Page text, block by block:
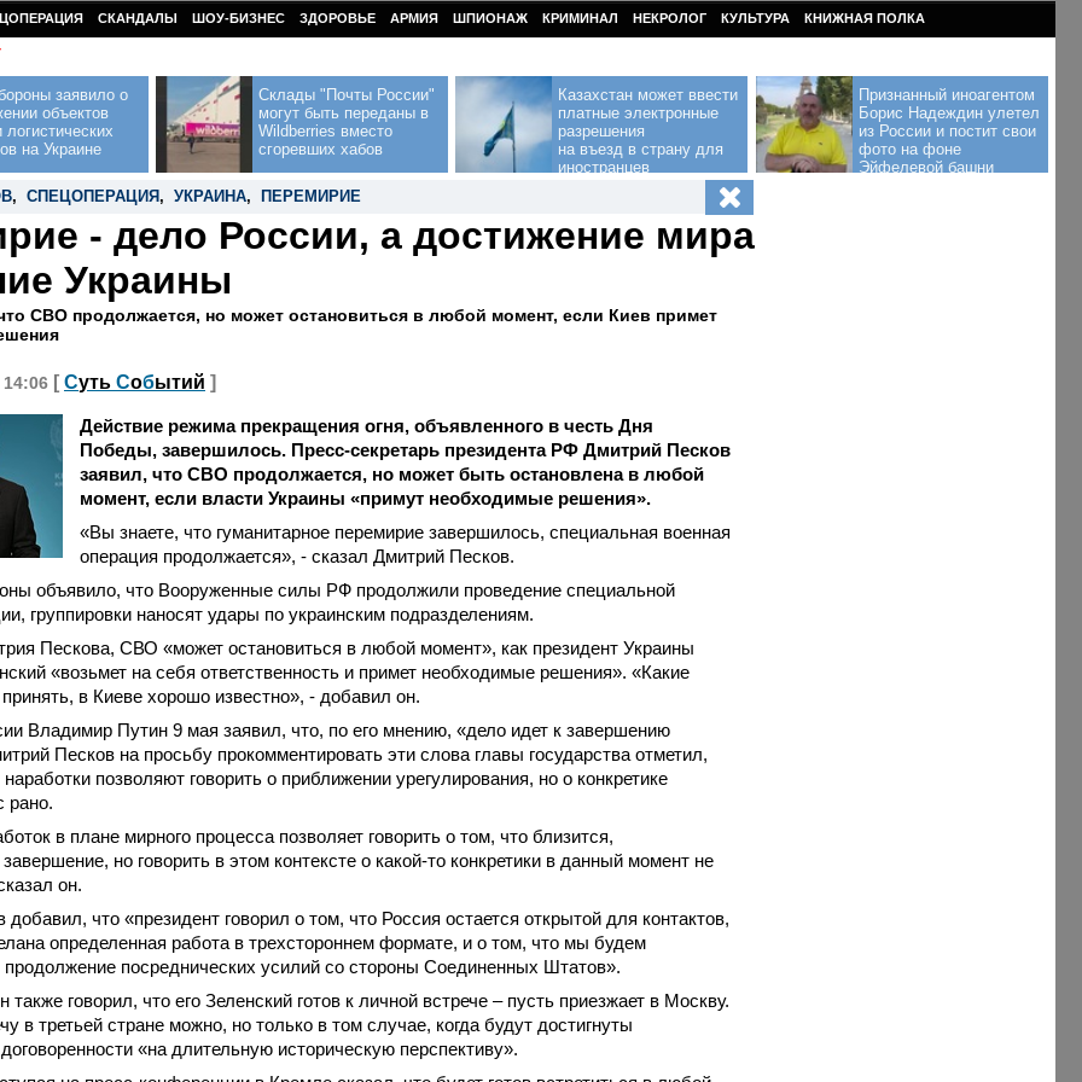
СКАНДАЛЫ ШОУ-БИЗНЕС ЗДОРОВЬЕ АРМИЯ ШПИОНАЖ КРИМИНАЛ НЕКРОЛОГ КУЛЬТУРА КНИЖНАЯ ПОЛКА
заявило о
объектов
на Украине
Склады "Почты России"
могут быть переданы в
Wildberries вместо
сгоревших хабов
Казахстан может ввести
платные электронные
разрешения
на въезд в страну для
иностранцев
Признанный иноагентом
Борис Надеждин улетел
из России и постит свои
фото на фоне
Эйфелевой башни
, СПЕЦОПЕРАЦИЯ , УКРАИНА, ПЕРЕМИРИЕ
- дело России, а достижение мира
Украины
СВО продолжается, но может остановиться в любой момент, если Киев примет
14:06 [ Суть Событий ]
Действие режима прекращения огня, объявленного в честь Дня
Победы, завершилось. Пресс-секретарь президента РФ Дмитрий Песков
заявил, что СВО продолжается, но может быть остановлена в любой
момент, если власти Украины «примут необходимые решения».
«Вы знаете, что гуманитарное перемирие завершилось, специальная военная
операция продолжается», - сказал Дмитрий Песков.
объявило, что Вооруженные силы РФ продолжили проведение специальной
группировки наносят удары по украинским подразделениям.
Пескова, СВО «может остановиться в любой момент», как президент Украины
«возьмет на себя ответственность и примет необходимые решения». «Какие
в Киеве хорошо известно», - добавил он.
Владимир Путин 9 мая заявил, что, по его мнению, «дело идет к завершению
Песков на просьбу прокомментировать эти слова главы государства отметил,
позволяют говорить о приближении урегулирования, но о конкретике
рано.
в плане мирного процесса позволяет говорить о том, что близится,
но говорить в этом контексте о какой-то конкретики в данный момент не
он.
что «президент говорил о том, что Россия остается открытой для контактов,
определенная работа в трехстороннем формате, и о том, что мы будем
продолжение посреднических усилий со стороны Соединенных Штатов».
говорил, что его Зеленский готов к личной встрече – пусть приезжает в Москву.
в третьей стране можно, но только в том случае, когда будут достигнуты
«на длительную историческую перспективу».